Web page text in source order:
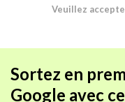
Veuillez
Sortez en
Google avec